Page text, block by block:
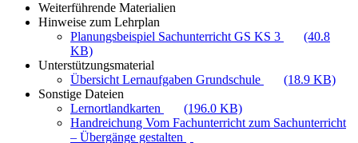
Weiterführende Materialien
Hinweise zum Lehrplan
Planungsbeispiel Sachunterricht GS KS 3
(40.8
KB)
Unterstützungsmaterial
Übersicht Lernaufgaben Grundschule
(18.9 KB)
Sonstige Dateien
Lernortlandkarten
(196.0 KB)
Handreichung Vom Fachunterricht zum Sachunterricht
– Übergänge gestalten